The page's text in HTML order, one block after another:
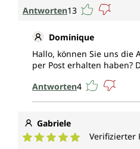
Antworten13
Dominique
Hallo, können Sie uns die
per Post erhalten haben?
Antworten4
Gabriele
Verifizierter